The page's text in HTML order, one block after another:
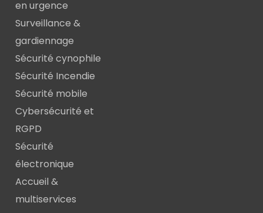
en urgence
Surveillance &
gardiennage
Sécurité cynophile
Sécurité Incendie
Sécurité mobile
Cybersécurité et
RGPD
Sécurité
électronique
Accueil &
multiservices